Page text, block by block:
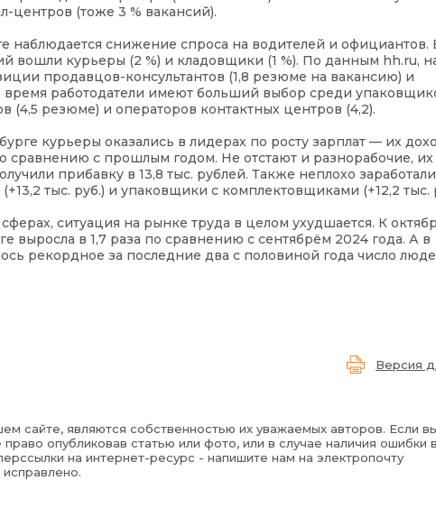
центров (тоже 3 % вакансий).
наблюдается снижение спроса на водителей и официантов.
вошли курьеры (2 %) и кладовщики (1 %). По данным hh.ru,
продавцов-консультантов (1,8 резюме на вакансию) и
работодатели имеют больший выбор среди
резюме) и операторов контактных центров (4,2).
курьеры оказались в лидерах по росту зарплат — их
сравнению с прошлым годом. Не отстают и разнорабочие, их
прибавку в 13,8 тыс. рублей. Также неплохо заработали
тыс. руб.) и упаковщики с комплектовщиками (+12,2 тыс.
ситуация на рынке труда в целом ухудшается. К
выросла в 1,7 раза по сравнению с сентябрём 2024 года. А в
рекордное за последние два с половиной года число
Версия
сайте, являются собственностью их уважаемых авторов. Если
опубликовав статью или фото, или в случае наличия ошибки
на интернет-ресурс - напишите нам на электропочту